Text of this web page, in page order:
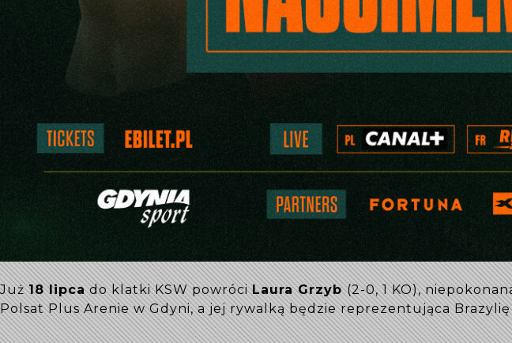
Już18 lipcado klatki KSW powróciLaura Grzyb(2-0, 1 KO),
Polsat Plus Arenie w Gdyni, a jej rywalką będzie reprezentująca